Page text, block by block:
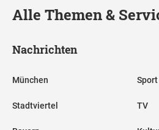
Alle Themen &
Nachrichten
München
Stadtviertel
Sport
TV